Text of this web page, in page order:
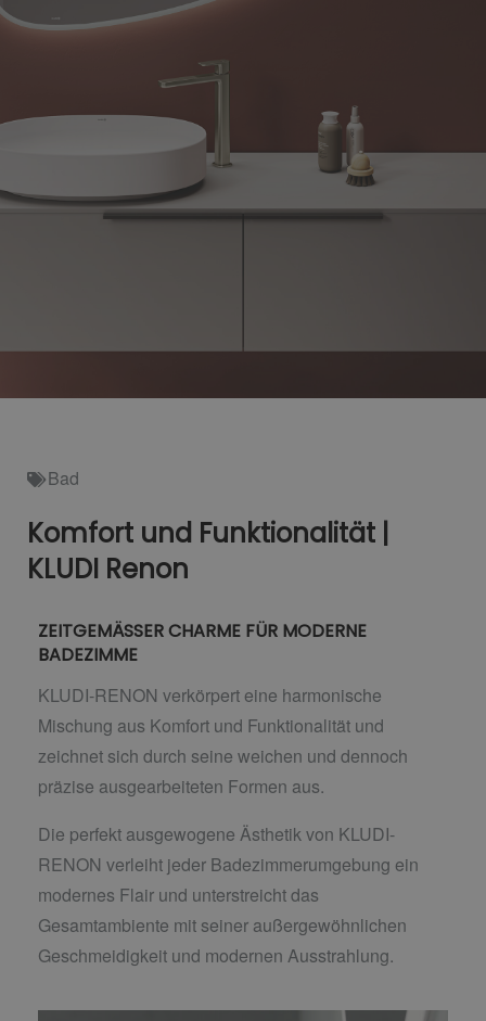
Bad
Komfort und Funktionalität |
KLUDI Renon
ZEITGEMÄSSER CHARME FÜR MODERNE
BADEZIMME
KLUDI-RENON verkörpert eine harmonische
Mischung aus Komfort und Funktionalität und
zeichnet sich durch seine weichen und dennoch
präzise ausgearbeiteten Formen aus.
Die perfekt ausgewogene Ästhetik von KLUDI-
RENON verleiht jeder Badezimmerumgebung ein
modernes Flair und unterstreicht das
Gesamtambiente mit seiner außergewöhnlichen
Geschmeidigkeit und modernen Ausstrahlung.